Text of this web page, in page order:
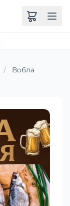
/
Вобла